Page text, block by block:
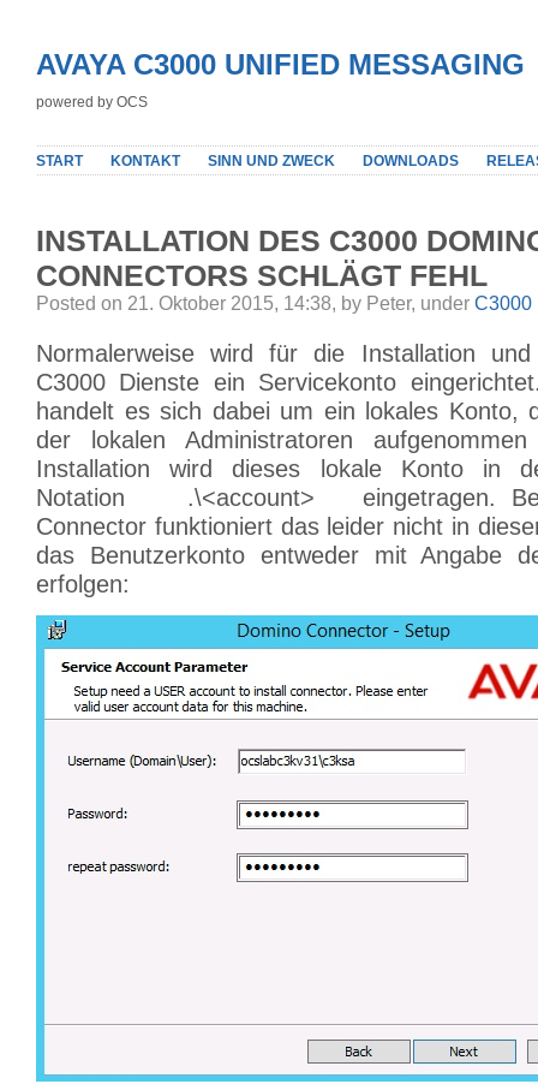
AVAYA C3000 UNIFIED MESSAGING
powered by OCS
START KONTAKT SINN UND ZWECK DOWNLOADS
INSTALLATION DES C3000
CONNECTORS SCHLÄGT FEHL
Posted on 21. Oktober 2015, 14:38, by Peter, under C3000
Normalerweise wird für die Installation
C3000 Dienste ein Servicekonto
handelt es sich dabei um ein lokales Konto,
der lokalen Administratoren
Installation wird dieses lokale Konto in
Notation .\<account> eingetragen. Bei
Connector funktioniert das leider nicht in
das Benutzerkonto entweder mit Angabe
erfolgen: